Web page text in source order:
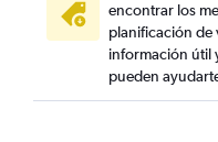
encontrar los
planificación de
información útil
pueden